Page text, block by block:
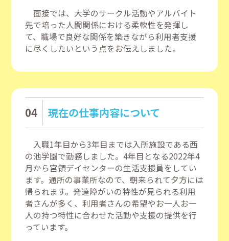
面接では、大学のサークル活動やアルバイト
先で培った人間関係における柔軟性を発揮し
て、職場で良好な関係を築きながら利用者支援
に尽くしたいという点をお伝えしました。
04 現在の仕事内容について
入職1年目から3年目までは入所施設である西
の池学園で勤務しました。4年目となる2022年4
月から宮領デイセンターの生活支援員をしてい
ます。通所の事業所なので、朝来られて夕方には
帰られます。発達障がいの特性が見られる利用
者さんが多く、利用者さんの希望やお一人お一
人の持つ特性に合わせた活動や支援の提供を行
っています。